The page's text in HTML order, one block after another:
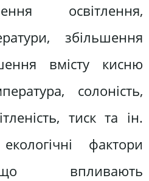
освітлення,
збільшення
вмісту кисню
солоність,
тиск та ін.
фактори
впливають